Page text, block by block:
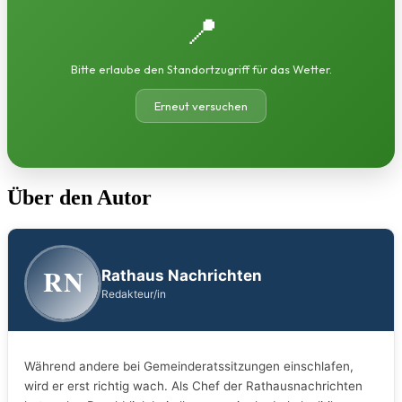
📍
Bitte erlaube den Standortzugriff für das Wetter.
Erneut versuchen
Über den Autor
RN Rathaus Nachrichten
Redakteur/in
Während andere bei Gemeinderatssitzungen einschlafen,
wird er erst richtig wach. Als Chef der Rathausnachrichten